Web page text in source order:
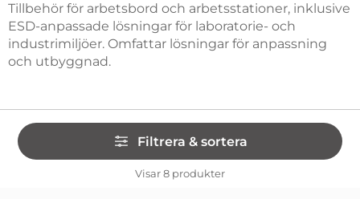
Tillbehör för arbetsbord och arbetsstationer, inklusive
ESD-anpassade lösningar för laboratorie- och
industrimiljöer. Omfattar lösningar för anpassning
och utbyggnad.
Hoppa
över
filtersektionen
Filtrera & sortera
Filtrera & sorteraVisar 8 produkter